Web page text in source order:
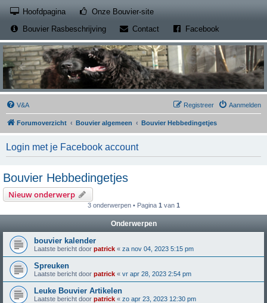
Hoofdpagina Onze Bouvier-site(Opens a new tab)
Bouvier Rasbeschrijving
Contact(Opens a new tab)
Facebook
V&A Aanmelden
Registreer
Forumoverzicht Bouvier algemeen Bouvier Hebbedingetjes
Login met je Facebook account
Bouvier Hebbedingetjes
Nieuw onderwerp
3 onderwerpen • Pagina 1 van 1
Onderwerpen
bouvier kalender
Laatste bericht door patrick « za nov 04, 2023 5:15 pm
Spreuken
Laatste bericht door patrick « vr apr 28, 2023 2:54 pm
Leuke Bouvier Artikelen
Laatste bericht door patrick « zo apr 23, 2023 12:30 pm